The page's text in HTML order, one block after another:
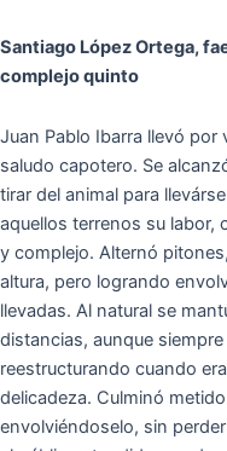
Santiago López Ortega,
complejo quinto
Juan Pablo Ibarra llevó por
saludo capotero. Se
tirar del animal para
aquellos terrenos su labor,
y complejo. Alternó
altura, pero logrando
llevadas. Al natural se
distancias, aunque
reestructurando cuando
delicadeza. Culminó
envolviéndoselo, sin